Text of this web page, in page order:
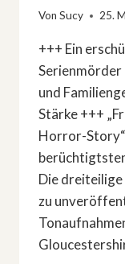
Von Sucy 25.
+++ Ein
und
Stärke +++
Horror-
Die
zu